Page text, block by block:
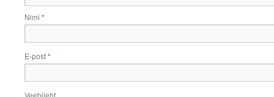
Nimi *
E-post*
Veebileht